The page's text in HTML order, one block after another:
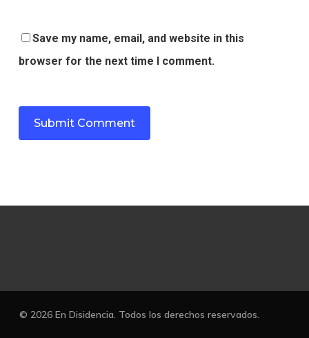
Save my name, email, and website in this
browser for the next time I comment.
© 2026 En Disidencia. Todos los derechos reservados.